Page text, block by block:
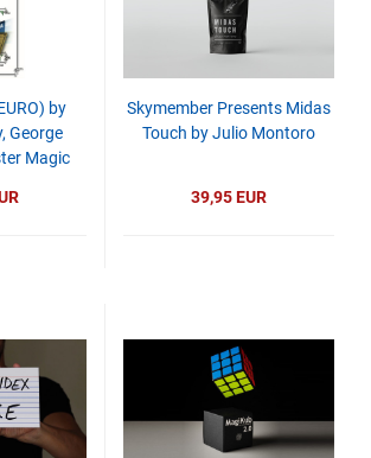
by
George
Magic
Skymember Presents Midas
Touch by Julio Montoro
39,95 EUR